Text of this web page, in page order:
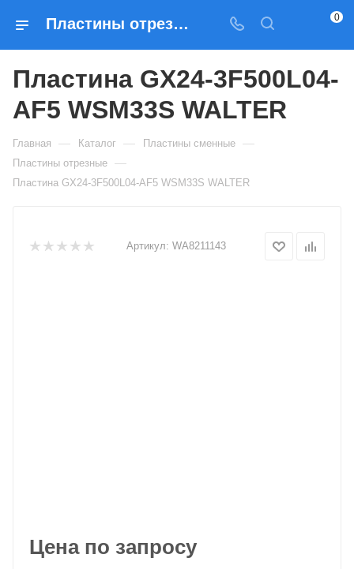
Пластины отрезные Пластина GX24-3F500L04-AF5 WSM33S WALTER — купить по выгодным ценам в Москве 0
Пластина GX24-3F500L04-
AF5 WSM33S WALTER
Главная — Каталог — Пластины сменные —
Пластины отрезные —
Пластина GX24-3F500L04-AF5 WSM33S WALTER
Артикул: WA8211143
Цена по запросу